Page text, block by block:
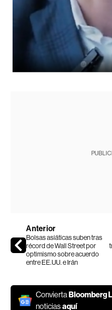
Anterior
Bolsas asiáticas suben tras
récord de Wall Street por
optimismo sobre acuerdo
entre EE.UU. e Irán
ConviertaBloomberg
noticiasaquí